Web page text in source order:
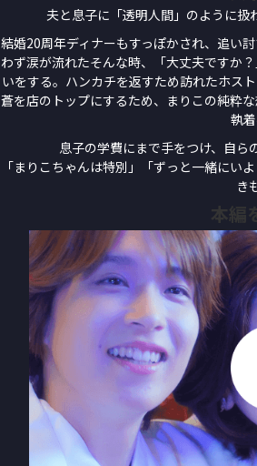
夫と息子に「透明人間」のように
結婚20周年ディナーもすっぽかされ、追い
わず涙が流れたそんな時、「大丈夫ですか
いをする。ハンカチを返すため訪れたホス
蒼を店のトップにするため、まりこの純粋
執着
息子の学費にまで手をつけ、自ら
「まりこちゃんは特別」「ずっと一緒にい
き
本編